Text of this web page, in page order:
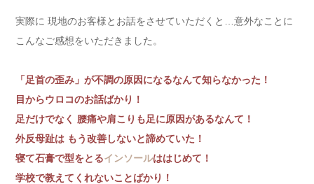
実際に 現地のお客様とお話をさせていただくと…意外なことに
こんなご感想をいただきました。
「足首の歪み」が不調の原因になるなんて知らなかった！
目からウロコのお話ばかり！
足だけでなく 腰痛や肩こりも足に原因があるなんて！
外反母趾は もう改善しないと諦めていた！
寝て石膏で型をとるインソールははじめて！
学校で教えてくれないことばかり！